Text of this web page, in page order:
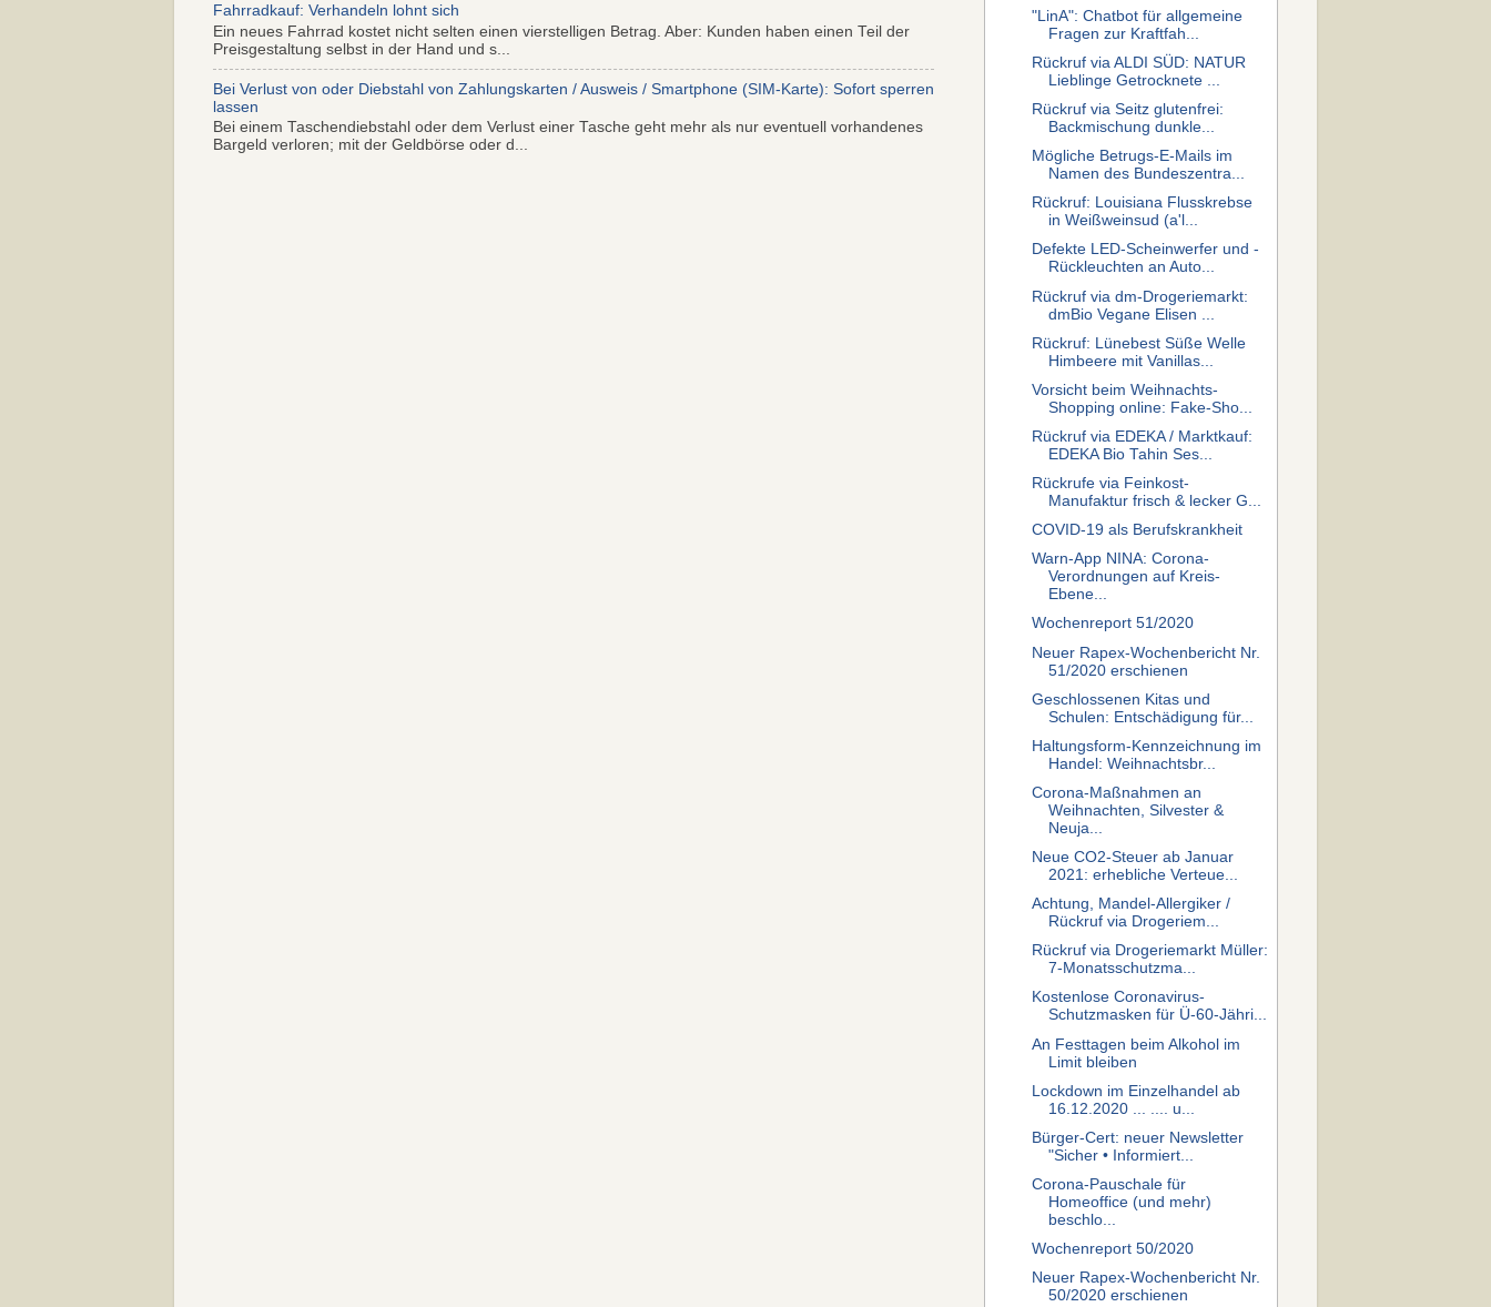
Fahrradkauf: Verhandeln lohnt sich
Ein neues Fahrrad kostet nicht selten einen vierstelligen Betrag. Aber: Kunden haben einen Teil der
Preisgestaltung selbst in der Hand und s...
Bei Verlust von oder Diebstahl von Zahlungskarten / Ausweis / Smartphone (SIM-Karte): Sofort sperren
lassen
Bei einem Taschendiebstahl oder dem Verlust einer Tasche geht mehr als nur eventuell vorhandenes
Bargeld verloren; mit der Geldbörse oder d...
"LinA": Chatbot für allgemeine
Fragen zur Kraftfah...
Rückruf via ALDI SÜD: NATUR
Lieblinge Getrocknete ...
Rückruf via Seitz glutenfrei:
Backmischung dunkle...
Mögliche Betrugs-E-Mails im
Namen des Bundeszentra...
Rückruf: Louisiana Flusskrebse
in Weißweinsud (a'l...
Defekte LED-Scheinwerfer und -
Rückleuchten an Auto...
Rückruf via dm-Drogeriemarkt:
dmBio Vegane Elisen ...
Rückruf: Lünebest Süße Welle
Himbeere mit Vanillas...
Vorsicht beim Weihnachts-
Shopping online: Fake-Sho...
Rückruf via EDEKA / Marktkauf:
EDEKA Bio Tahin Ses...
Rückrufe via Feinkost-
Manufaktur frisch & lecker G...
COVID-19 als Berufskrankheit
Warn-App NINA: Corona-
Verordnungen auf Kreis-
Ebene...
Wochenreport 51/2020
Neuer Rapex-Wochenbericht Nr.
51/2020 erschienen
Geschlossenen Kitas und
Schulen: Entschädigung für...
Haltungsform-Kennzeichnung im
Handel: Weihnachtsbr...
Corona-Maßnahmen an
Weihnachten, Silvester &
Neuja...
Neue CO2-Steuer ab Januar
2021: erhebliche Verteue...
Achtung, Mandel-Allergiker /
Rückruf via Drogeriem...
Rückruf via Drogeriemarkt Müller:
7-Monatsschutzma...
Kostenlose Coronavirus-
Schutzmasken für Ü-60-Jähri...
An Festtagen beim Alkohol im
Limit bleiben
Lockdown im Einzelhandel ab
16.12.2020 ... .... u...
Bürger-Cert: neuer Newsletter
"Sicher • Informiert...
Corona-Pauschale für
Homeoffice (und mehr)
beschlo...
Wochenreport 50/2020
Neuer Rapex-Wochenbericht Nr.
50/2020 erschienen